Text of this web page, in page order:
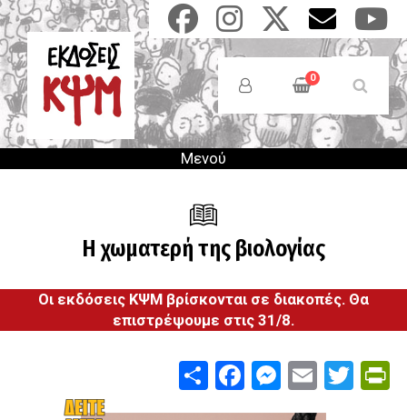
Παράκαμψη
προς
το
κυρίως
περιεχόμενο
Anonymous
Users
Menu
0
Μενού
Η χωματερή της βιολογίας
Οι εκδόσεις ΚΨΜ βρίσκονται σε διακοπές. Θα
επιστρέψουμε στις 31/8.
ShareFacebook
Email